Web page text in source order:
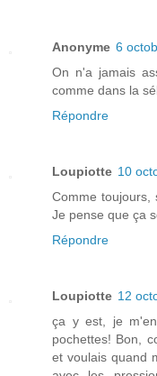
Anonyme 6
On n'a jamais
comme dans la
Répondre
Loupiotte 10
Comme toujours,
Je pense que ça
Répondre
Loupiotte 12
ça y est, je
pochettes! Bon,
et voulais quand